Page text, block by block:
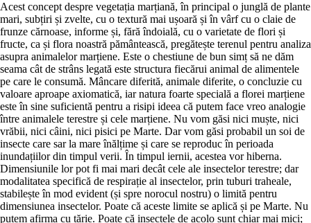
Acest concept despre vegetația marțiană, în principal o junglă de plante
mari, subțiri și zvelte, cu o textură mai ușoară și în vârf cu o claie de
frunze cărnoase, informe și, fără îndoială, cu o varietate de flori și
fructe, ca și flora noastră pământească, pregătește terenul pentru analiza
asupra animalelor marțiene. Este o chestiune de bun simț să ne dăm
seama cât de strâns legată este structura fiecărui animal de alimentele
pe care le consumă. Mâncare diferită, animale diferite, o concluzie cu
valoare aproape axiomatică, iar natura foarte specială a florei marțiene
este în sine suficientă pentru a risipi ideea că putem face vreo analogie
între animalele terestre și cele marțiene. Nu vom găsi nici muște, nici
vrăbii, nici câini, nici pisici pe Marte. Dar vom găsi probabil un soi de
insecte care sar la mare înălțime și care se reproduc în perioada
inundațiilor din timpul verii. În timpul iernii, acestea vor hiberna.
Dimensiunile lor pot fi mai mari decât cele ale insectelor terestre; dar
modalitatea specifică de respirație al insectelor, prin tuburi traheale,
stabilește în mod evident (și spre norocul nostru) o limită pentru
dimensiunea insectelor. Poate că aceste limite se aplică și pe Marte. Nu
putem afirma cu tărie. Poate că insectele de acolo sunt chiar mai mici;